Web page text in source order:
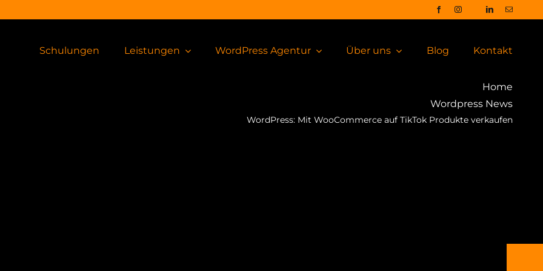
Schulungen Leistungen WordPress Agentur Über uns Blog Kontakt
Home
Wordpress News
WordPress: Mit WooCommerce auf TikTok Produkte verkaufen